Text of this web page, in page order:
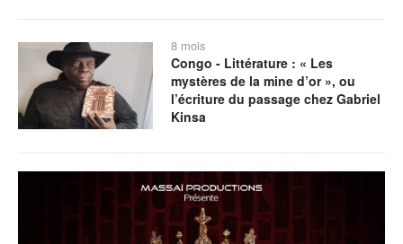
8 mois
Congo - Littérature : « Les
mystères de la mine d’or », ou
l’écriture du passage chez Gabriel
Kinsa